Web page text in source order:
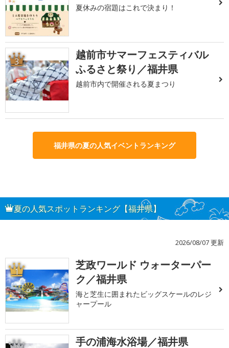
夏休みの宿題はこれで決まり！
3
越前市サマーフェスティバル
ふるさと祭り／福井県
越前市内で開催される夏まつり
福井県の夏の人気イベントランキング
夏の人気スポットランキング【福井県】
2026/08/07 更新
1
芝政ワールド ウォーターパー
ク／福井県
海と芝生に囲まれたビッグスケールのレジ
ャープール
手の浦海水浴場／福井県